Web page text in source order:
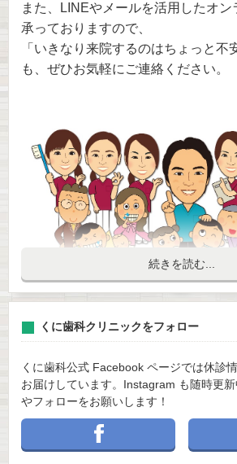
また、LINEやメールを活用したオ
承っておりますので、
「いきなり来院するのはちょっと
も、ぜひお気軽にご連絡ください。
「歯が痛い…」そう感じてから、仕
きっと多くの方にとって、歯科医院
くない場所”かもしれません。
続きを読む...
くに歯科クリニックをフォロー
くに歯科公式 Facebook ページでは休診
お届けしています。Instagram も随時更新
やフォローをお願いします！